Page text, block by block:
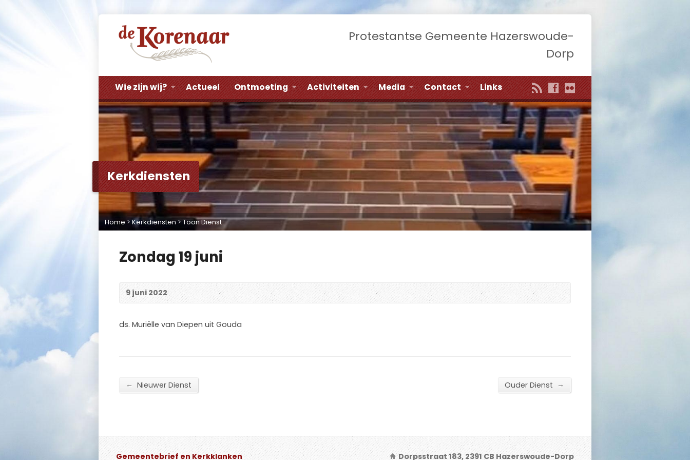
Protestantse Gemeente Hazerswoude-
Dorp
Wie zijn wij? Actueel Ontmoeting Activiteiten Media Contact Links
Kerkdiensten
Home > Kerkdiensten>Toon Dienst
Zondag 19 juni
9 juni 2022
ds. Muriëlle van Diepen uit Gouda
← Nieuwer Dienst Ouder Dienst →
Gemeentebrief en Kerkklanken Dorpsstraat 183, 2391 CB Hazerswoude-Dorp